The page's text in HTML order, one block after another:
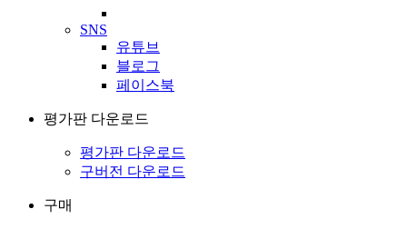
SNS
유튜브
블로그
페이스북
평가판 다운로드
평가판 다운로드
구버전 다운로드
구매